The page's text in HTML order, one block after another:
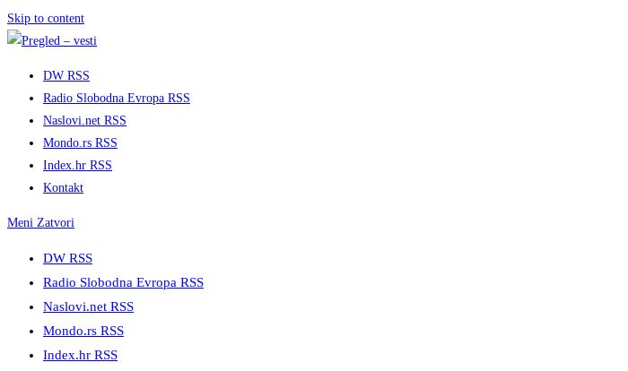
Skip to content
DW RSS
Radio Slobodna Evropa RSS
Naslovi.net RSS
Mondo.rs RSS
Index.hr RSS
Kontakt
Meni Zatvori
DW RSS
Radio Slobodna Evropa RSS
Naslovi.net RSS
Mondo.rs RSS
Index.hr RSS